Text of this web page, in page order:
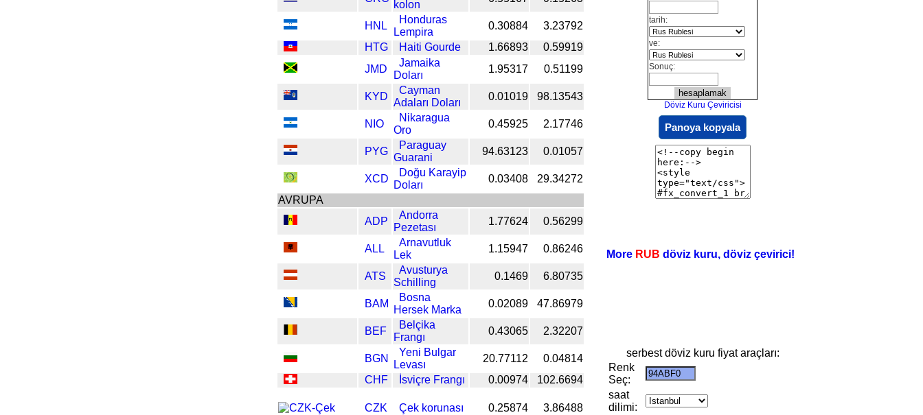
kolon
HNL
Honduras
Lempira
0.30884
3.23792
HTG
Haiti Gourde 1.66893
0.59919
JMD
Jamaika
Doları
1.95317 0.51199
KYD
Cayman
Adaları Doları
0.01019 98.13543
NIO
Nikaragua
Oro
0.45925 2.17746
PYG
Paraguay
Guarani
94.63123 0.01057
XCD
Doğu Karayip
Doları
0.03408
29.34272
AVRUPA
ADP
Andorra
Pezetası
1.77624 0.56299
ALL
Arnavutluk
Lek
1.15947 0.86246
ATS
Avusturya
Schilling
0.1469 6.80735
BAM
Bosna
Hersek Marka
0.02089 47.86979
BEF
Belçika
Frangı
0.43065 2.32207
BGN
Yeni Bulgar
Levası
20.77112
0.04814
CHF
İsviçre Frangı 0.00974 102.6694
CZK Çek korunası 0.25874 3.86488
tarih:
ve:
Sonuç:
Döviz Kuru Çeviricisi
Panoya kopyala
More RUB döviz kuru, döviz çevirici!
serbest döviz kuru fiyat araçları:
Renk
Seç:
saat
dilimi: